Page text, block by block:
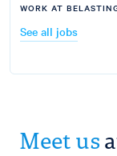
WORK AT
See all jobs
Meet us